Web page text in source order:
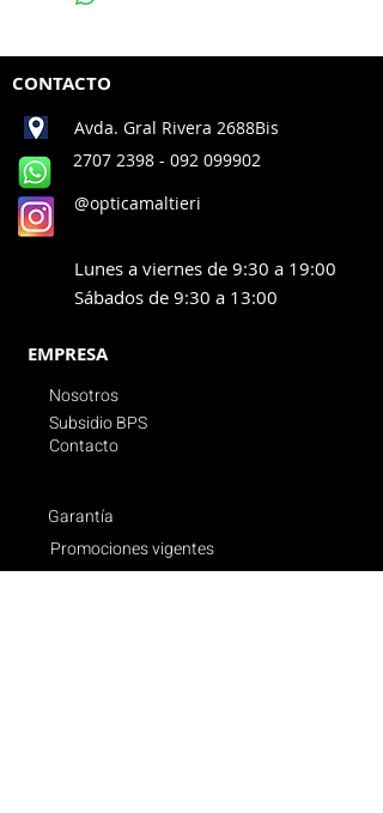
CONTACTO
Avda. Gral Rivera 2688Bis
2707 2398 - 092 099902
@opticamaltieri
Lunes a viernes de 9:30 a 19:00
Sábados de 9:30 a 13:00
EMPRESA
Nosotros
Subsidio BPS
Contacto
Garantía
Promociones vigentes